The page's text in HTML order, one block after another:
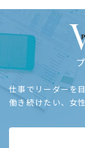
仕事でリーダーを
働き続けたい、女